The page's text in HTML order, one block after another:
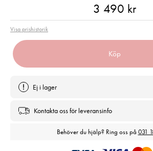
3 490 kr
Visa prishistorik
Köp
Ej i lager
Kontakta oss för leveransinfo
Behöver du hjälp? Ring oss på 031